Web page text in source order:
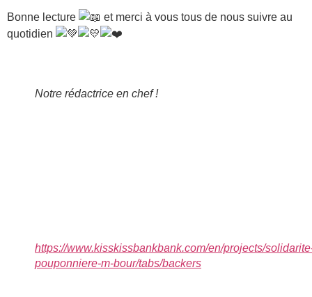
Bonne lecture
et merci à vous tous de nous suivre au
quotidien
Notre rédactrice en chef !
https://www.kisskissbankbank.com/en/projects/
pouponniere-m-bour/tabs/backers